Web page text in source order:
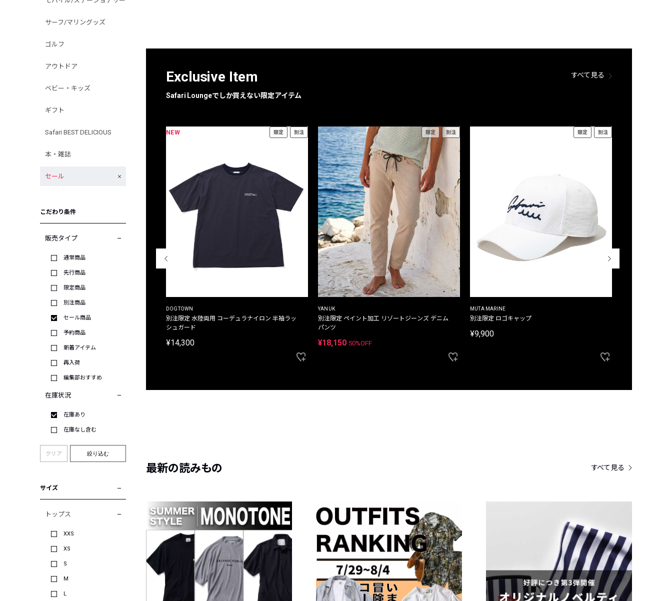
サーフ/マリングッズ
ゴルフ
アウトドア
ベビー・キッズ
ギフト
Safari BEST DELICIOUS
本・雑誌
セール
こだわり条件
販売タイプ
通常商品
先行商品
限定商品
別注商品
セール商品
予約商品
新着アイテム
再入荷
編集部おすすめ
在庫状況
在庫あり
在庫なし含む
クリア 絞り込む
サイズ
トップス
XXS
XS
S
M
L
Exclusive Item
Safari Loungeでしか買えない限定アイテム
すべて見る
別注限定 ピグメントダイ バックプリント サーフ
NEW 限定 別注
DOGTOWN
別注限定 水陸両用 コーデュラナイロン 半袖ラッ
シュガード
¥14,300
限定 別注
YANUK
別注限定 ペイント加工 リゾートジーンズ デニム
パンツ
¥18,150 50%OFF
限定 別注
MUTA MARINE
別注限定 ロゴキャップ
¥9,900
最新の読みもの すべて見る